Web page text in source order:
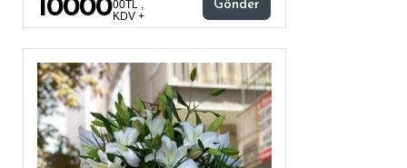
1000000TL ,
KDV +
Gönder